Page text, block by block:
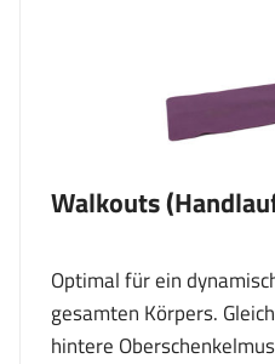
Walkouts
Optimal für ein
gesamten Körpers.
hintere